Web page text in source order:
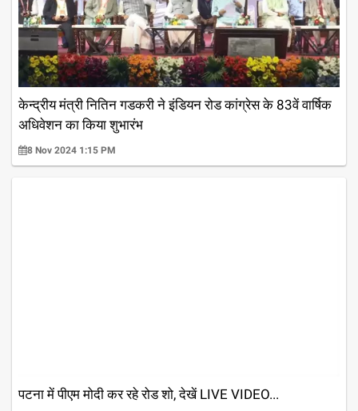
केन्द्रीय मंत्री नितिन गडकरी ने इंडियन रोड कांग्रेस के 83वें वार्षिक
अधिवेशन का किया शुभारंभ
8 Nov 2024 1:15 PM
पटना में पीएम मोदी कर रहे रोड शो, देखें LIVE VIDEO...